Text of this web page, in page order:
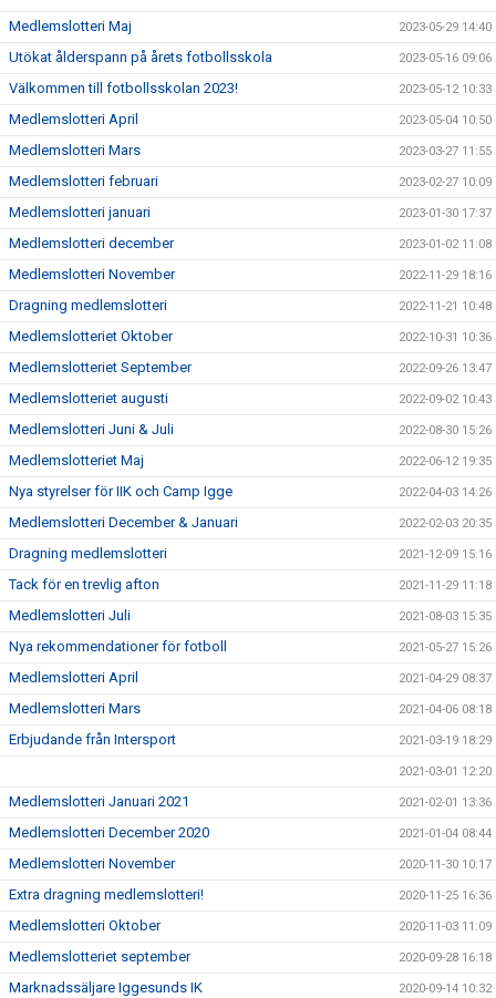
Medlemslotteri Maj 2023-05-29 14:40
Utökat ålderspann på årets fotbollsskola 2023-05-16 09:06
Välkommen till fotbollsskolan 2023! 2023-05-12 10:33
Medlemslotteri April 2023-05-04 10:50
Medlemslotteri Mars 2023-03-27 11:55
Medlemslotteri februari 2023-02-27 10:09
Medlemslotteri januari 2023-01-30 17:37
Medlemslotteri december 2023-01-02 11:08
Medlemslotteri November 2022-11-29 18:16
Dragning medlemslotteri 2022-11-21 10:48
Medlemslotteriet Oktober 2022-10-31 10:36
Medlemslotteriet September 2022-09-26 13:47
Medlemslotteriet augusti 2022-09-02 10:43
Medlemslotteri Juni & Juli 2022-08-30 15:26
Medlemslotteriet Maj 2022-06-12 19:35
Nya styrelser för IIK och Camp Igge 2022-04-03 14:26
Medlemslotteri December & Januari 2022-02-03 20:35
Dragning medlemslotteri 2021-12-09 15:16
Tack för en trevlig afton 2021-11-29 11:18
Medlemslotteri Juli 2021-08-03 15:35
Nya rekommendationer för fotboll 2021-05-27 15:26
Medlemslotteri April 2021-04-29 08:37
Medlemslotteri Mars 2021-04-06 08:18
Erbjudande från Intersport 2021-03-19 18:29
2021-03-01 12:20
Medlemslotteri Januari 2021 2021-02-01 13:36
Medlemslotteri December 2020 2021-01-04 08:44
Medlemslotteri November 2020-11-30 10:17
Extra dragning medlemslotteri! 2020-11-25 16:36
Medlemslotteri Oktober 2020-11-03 11:09
Medlemslotteriet september 2020-09-28 16:18
Marknadssäljare Iggesunds IK 2020-09-14 10:32